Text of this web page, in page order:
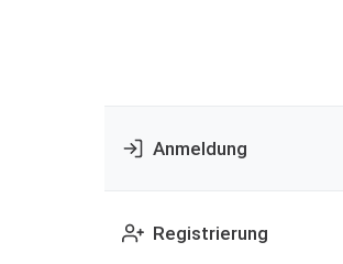
Anmeldung
Registrierung